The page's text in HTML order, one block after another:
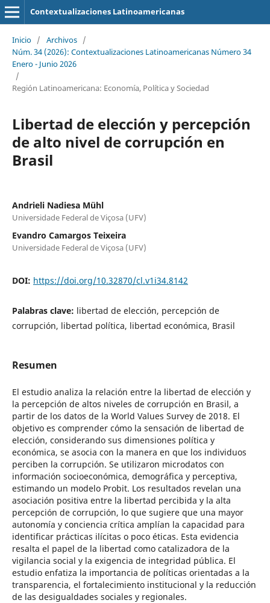
Contextualizaciones Latinoamericanas
Inicio / Archivos /
Núm. 34 (2026): Contextualizaciones Latinoamericanas Número 34
Enero - Junio 2026
/
Región Latinoamericana: Economía, Política y Sociedad
Libertad de elección y percepción
de alto nivel de corrupción en
Brasil
Andrieli Nadiesa Mühl
Universidade Federal de Viçosa (UFV)
Evandro Camargos Teixeira
Universidade Federal de Viçosa (UFV)
DOI: https://doi.org/10.32870/cl.v1i34.8142
Palabras clave: libertad de elección, percepción de
corrupción, libertad política, libertad económica, Brasil
Resumen
El estudio analiza la relación entre la libertad de elección y
la percepción de altos niveles de corrupción en Brasil, a
partir de los datos de la World Values Survey de 2018. El
objetivo es comprender cómo la sensación de libertad de
elección, considerando sus dimensiones política y
económica, se asocia con la manera en que los individuos
perciben la corrupción. Se utilizaron microdatos con
información socioeconómica, demográfica y perceptiva,
estimando un modelo Probit. Los resultados revelan una
asociación positiva entre la libertad percibida y la alta
percepción de corrupción, lo que sugiere que una mayor
autonomía y conciencia crítica amplían la capacidad para
identificar prácticas ilícitas o poco éticas. Esta evidencia
resalta el papel de la libertad como catalizadora de la
vigilancia social y la exigencia de integridad pública. El
estudio enfatiza la importancia de políticas orientadas a la
transparencia, el fortalecimiento institucional y la reducción
de las desigualdades sociales y regionales.